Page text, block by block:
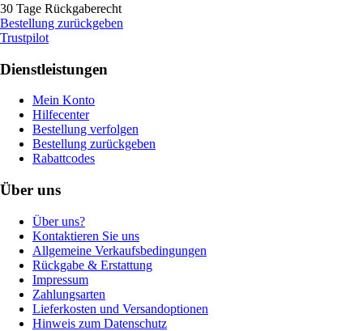
30 Tage Rückgaberecht
Bestellung zurückgeben
Trustpilot
Dienstleistungen
Mein Konto
Hilfecenter
Bestellung verfolgen
Bestellung zurückgeben
Rabattcodes
Über uns
Über uns?
Kontaktieren Sie uns
Allgemeine Verkaufsbedingungen
Rückgabe & Erstattung
Impressum
Zahlungsarten
Lieferkosten und Versandoptionen
Hinweis zum Datenschutz